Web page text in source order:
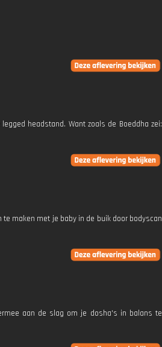
headstand. Want zoals de Boeddha zei:
maken met je baby in de buik door bodyscan
aan de slag om je dosha's in balans te